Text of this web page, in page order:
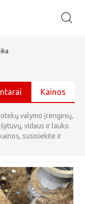
Kainos
valymo įrenginių,
vidaus ir lauko
susisiekite ir